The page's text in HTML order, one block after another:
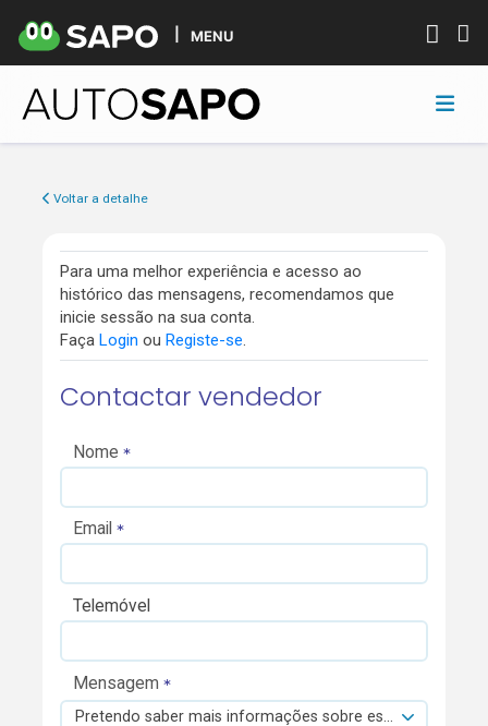
MENU
Voltar a detalhe
Para uma melhor experiência e acesso ao
histórico das mensagens, recomendamos que
inicie sessão na sua conta.
Faça Login ou Registe-se.
Contactar vendedor
Nome
Email
Telemóvel
Mensagem
Pretendo saber mais informações sobre esta viatura.